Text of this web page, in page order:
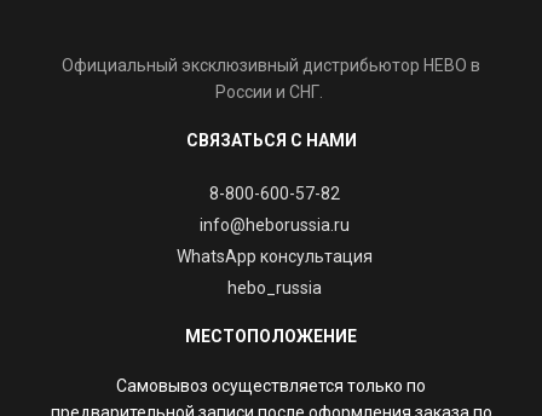
Официальный эксклюзивный дистрибьютор HEBO в
России и СНГ.
СВЯЗАТЬСЯ С НАМИ
8-800-600-57-82
info@heborussia.ru
WhatsApp консультация
hebo_russia
МЕСТОПОЛОЖЕНИЕ
Самовывоз осуществляется только по